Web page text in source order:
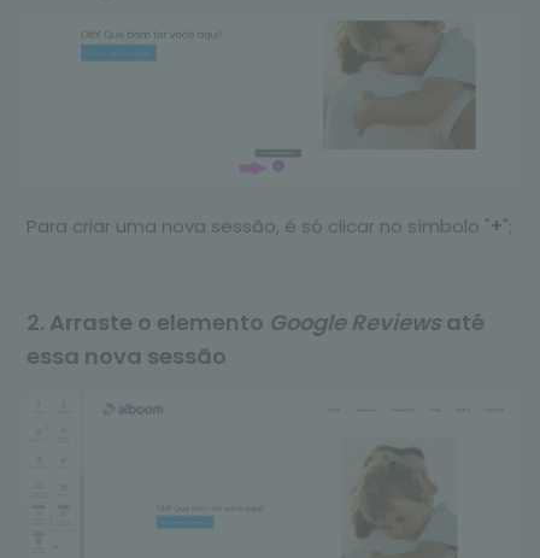
Para criar uma nova sessão, é só clicar no símbolo "+";
2. Arraste o elemento Google Reviews até
essa nova sessão